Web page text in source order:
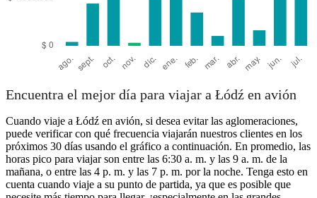
Encuentra el mejor día para viajar a Łódź en avión
Cuando viaje a Łódź en avión, si desea evitar las aglomeraciones,
puede verificar con qué frecuencia viajarán nuestros clientes en los
próximos 30 días usando el gráfico a continuación. En promedio, las
horas pico para viajar son entre las 6:30 a. m. y las 9 a. m. de la
mañana, o entre las 4 p. m. y las 7 p. m. por la noche. Tenga esto en
cuenta cuando viaje a su punto de partida, ya que es posible que